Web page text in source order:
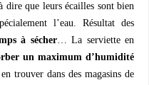
dire que leurs écailles sont bien
l’eau. Résultat des
à sécher… La serviette en
un maximum d’humidité
trouver dans des magasins de